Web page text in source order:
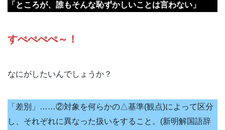
「ところが、誰もそんな恥ずかしいことは言わない」
すぺぺぺぺ～！
なにがしたいんでしょうか？
「差別」……②対象を何らかの△基準(観点)によって区分
し、それぞれに異なった扱いをすること。(新明解国語辞